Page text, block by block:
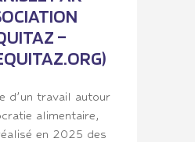
–
d’un travail autour
alimentaire,
en 2025 des